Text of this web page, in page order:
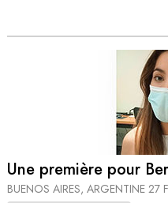
Une première pour
BUENOS AIRES, ARGENTINE 27